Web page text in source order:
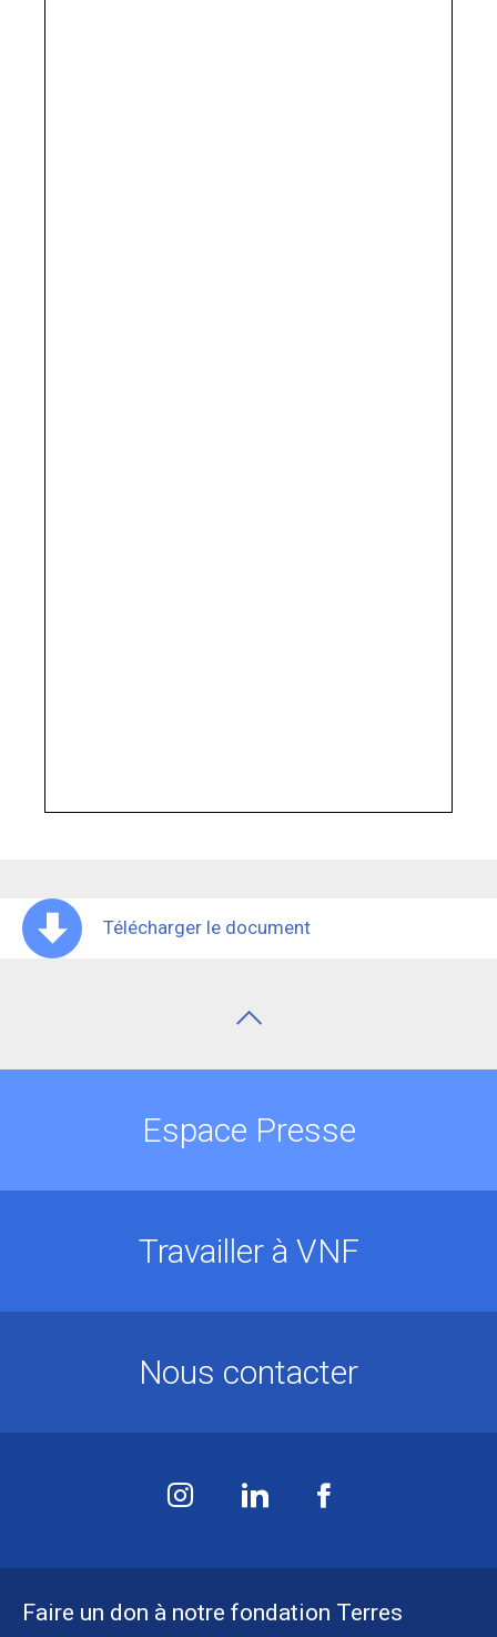
Télécharger le document
Faire un don à notre fondation Terres
Espace Presse
Travailler à VNF
Nous contacter